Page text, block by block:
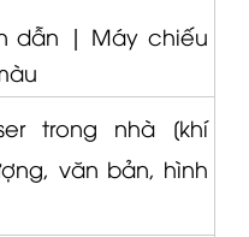
dẫn | Máy chiếu
trong nhà [khí
văn bản, hình